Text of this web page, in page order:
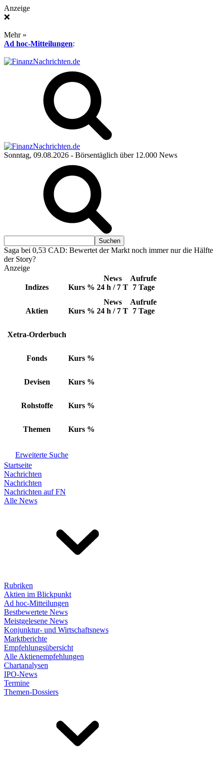
Anzeige
❌
Mehr »
Ad hoc-Mitteilungen:
Sonntag, 09.08.2026 - Börsentäglich über 12.000 News
Saga bei 0,53 CAD: Bewertet der Markt noch immer nur die Hälfte
der Story?
Anzeige
Indizes Kurs %
News
24 h / 7 T
Aufrufe
7 Tage
Aktien Kurs %
News
24 h / 7 T
Aufrufe
7 Tage
Xetra-Orderbuch
Fonds Kurs %
Devisen Kurs %
Rohstoffe Kurs %
Themen Kurs %
Erweiterte Suche
Startseite
Nachrichten
Nachrichten
Nachrichten auf FN
Alle News
Rubriken
Aktien im Blickpunkt
Ad hoc-Mitteilungen
Bestbewertete News
Meistgelesene News
Konjunktur- und Wirtschaftsnews
Marktberichte
Empfehlungsübersicht
Alle Aktienempfehlungen
Chartanalysen
IPO-News
Termine
Themen-Dossiers